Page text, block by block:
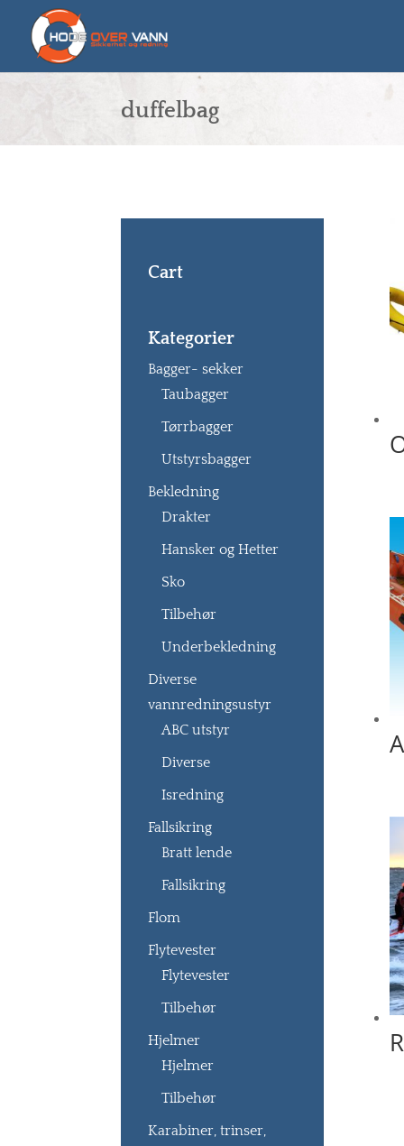
duffelbag
Cart
Kategorier
Bagger- sekker
Taubagger
Tørrbagger
Utstyrsbagger
Bekledning
Drakter
Hansker og Hetter
Sko
Tilbehør
Underbekledning
Diverse
vannredningsustyr
ABC utstyr
Diverse
Isredning
Fallsikring
Bratt lende
Fallsikring
Flom
Flytevester
Flytevester
Tilbehør
Hjelmer
Hjelmer
Tilbehør
Karabiner, trinser,